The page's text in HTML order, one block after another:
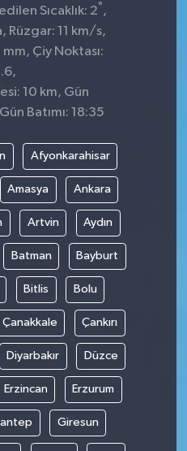
Sıcaklık: 2° ,
Rüzgar: 11 km/s,
mm, Çiy Noktası:
10 km, Gün
Batımı: 18:35
Afyonkarahisar
Amasya Ankara
Artvin Aydın
Batman Bayburt
Bitlis Bolu
Çanakkale Çankırı
Diyarbakır Düzce
Erzincan Erzurum
Giresun